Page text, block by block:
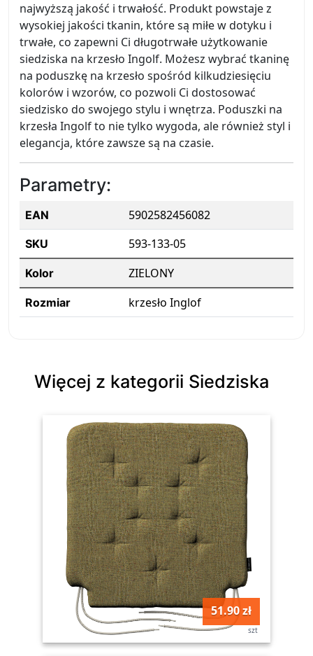
najwyższą jakość i trwałość. Produkt powstaje z
wysokiej jakości tkanin, które są miłe w dotyku i
trwałe, co zapewni Ci długotrwałe użytkowanie
siedziska na krzesło Ingolf. Możesz wybrać tkaninę
na poduszkę na krzesło spośród kilkudziesięciu
kolorów i wzorów, co pozwoli Ci dostosować
siedzisko do swojego stylu i wnętrza. Poduszki na
krzesła Ingolf to nie tylko wygoda, ale również styl i
elegancja, które zawsze są na czasie.
Parametry:
EAN 5902582456082
SKU 593-133-05
Kolor ZIELONY
Rozmiar krzesło Inglof
Więcej z kategorii Siedziska
51.90 zł
szt